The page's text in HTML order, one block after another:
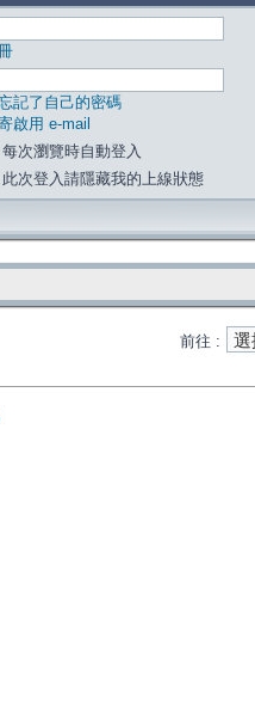
記了自己的密碼
啟用 e-mail
每次瀏覽時自動登入
此次登入請隱藏我的上線狀態
前往 :